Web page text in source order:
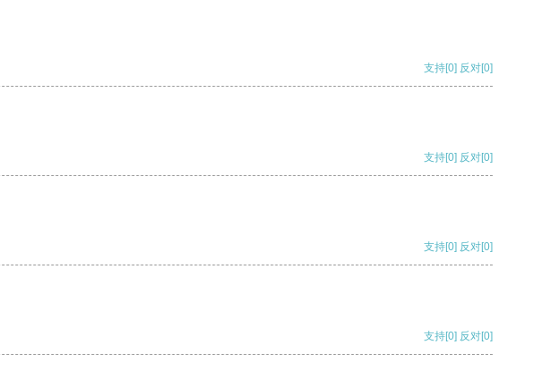
支持[0] 反对[0]
支持[0] 反对[0]
支持[0] 反对[0]
支持[0] 反对[0]